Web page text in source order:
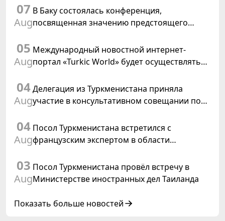
07
Aug
В Баку состоялась конференция,
посвященная значению предстоящего
резолюции ООН «Год международного
права, 2028»
05
Aug
Международный новостной интернет-
портал «Turkic World» будет осуществлять
заседания Халк Маслахаты Туркменистана
04
Aug
Делегация из Туркменистана приняла
участие в консультативном совещании по
04
Aug
Посол Туркменистана встретился с
французским экспертом в области
03
Aug
Посол Туркменистана провёл встречу в
Министерстве иностранных дел Таиланда
Показать больше новостей